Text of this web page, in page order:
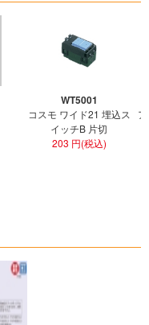
WT5001
コスモ ワイド21 埋込ス
イッチB 片切
203 円(税込)